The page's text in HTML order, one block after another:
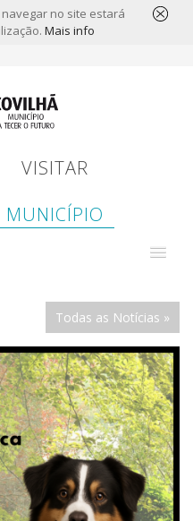
navegar no site estará
Mais info
VISITAR
MUNICÍPIO
Todas as Notícias »